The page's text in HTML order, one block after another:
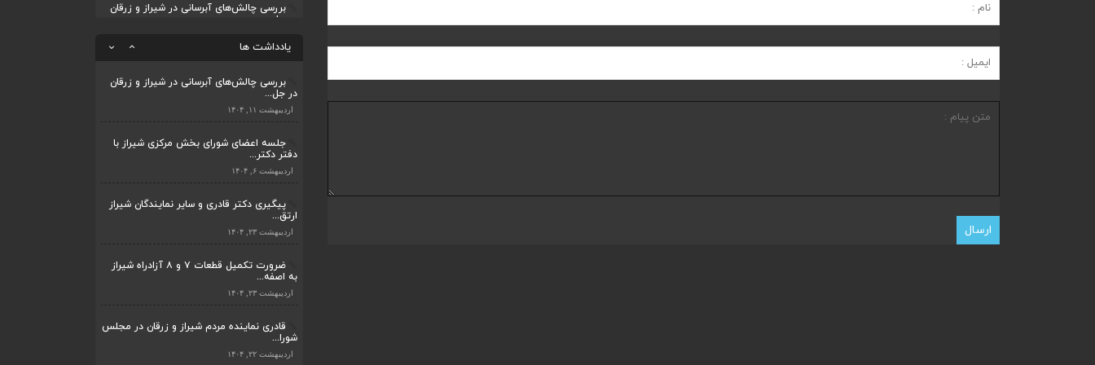
بررسی چالش‌های آبرسانی در شیراز و زرقان
در جل...
یادداشت ها
قادری نماینده مردم شیراز و زرقان در مجلس
اردیبهشت ۲۲, ۱۴۰۴
بررسی چالش‌های آبرسانی در شیراز و زرقان
در جل...
اردیبهشت ۱۱, ۱۴۰۴
جلسه اعضای شورای بخش مرکزی شیراز با
دفتر دکتر...
اردیبهشت ۶, ۱۴۰۴
پیگیری دکتر قادری و سایر نمایندگان شیراز
ارتق...
اردیبهشت ۲۳, ۱۴۰۴
ضرورت تکمیل قطعات ۷ و ۸ آزادراه شیراز
به اصفه...
اردیبهشت ۲۳, ۱۴۰۴
قادری نماینده مردم شیراز و زرقان در مجلس
شورا...
اردیبهشت ۲۲, ۱۴۰۴